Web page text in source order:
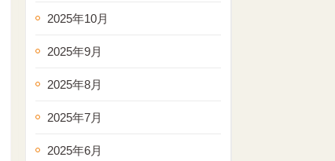
2025年10月
2025年9月
2025年8月
2025年7月
2025年6月